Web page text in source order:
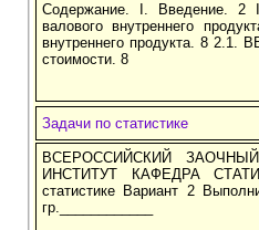
Содержание. I. Введение. 2
валового внутреннего
внутреннего продукта. 8 2.1.
стоимости. 8
Задачи по статистике
ВСЕРОССИЙСКИЙ
ИНСТИТУТ КАФЕДРА
статистике Вариант 2
гр.____________